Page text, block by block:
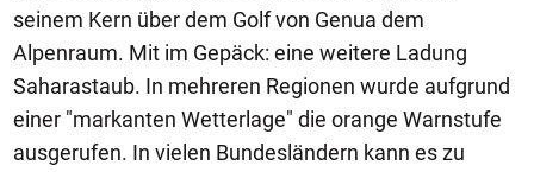
seinem Kern über dem Golf von Genua dem
Alpenraum. Mit im Gepäck: eine weitere Ladung
Saharastaub. In mehreren Regionen wurde aufgrund
einer "markanten Wetterlage" die orange Warnstufe
ausgerufen. In vielen Bundesländern kann es zu